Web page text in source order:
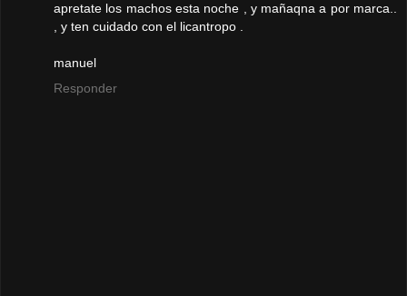
apretate los machos esta noche , y mañaqna a por marca..
, y ten cuidado con el licantropo .
manuel
Responder